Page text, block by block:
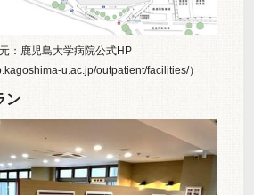
：鹿児島大学病院公式HP
u.ac.jp/outpatient/facilities/）
ン